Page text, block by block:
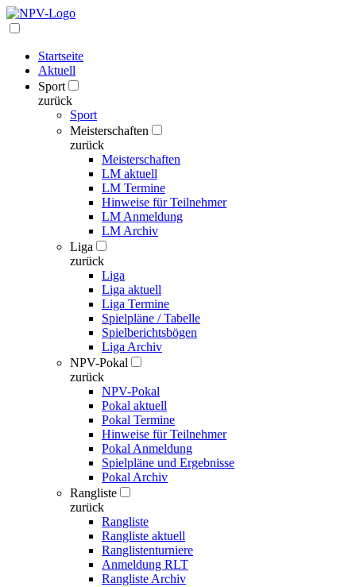
Startseite
Aktuell
Sport
zurück
Sport
Meisterschaften
zurück
Meisterschaften
LM aktuell
LM Termine
Hinweise für Teilnehmer
LM Anmeldung
LM Archiv
Liga
zurück
Liga
Liga aktuell
Liga Termine
Spielpläne / Tabelle
Spielberichtsbögen
Liga Archiv
NPV-Pokal
zurück
NPV-Pokal
Pokal aktuell
Pokal Termine
Hinweise für Teilnehmer
Pokal Anmeldung
Spielpläne und Ergebnisse
Pokal Archiv
Rangliste
zurück
Rangliste
Rangliste aktuell
Ranglistenturniere
Anmeldung RLT
Rangliste Archiv